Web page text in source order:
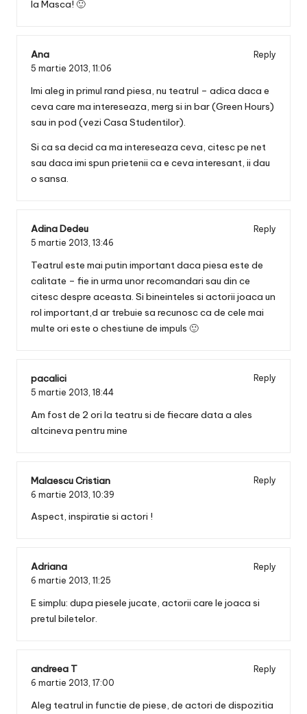
la Masca! 🙂
Ana
Reply
5 martie 2013, 11:06
Imi aleg in primul rand piesa, nu teatrul – adica daca e
ceva care ma intereseaza, merg si in bar (Green Hours)
sau in pod (vezi Casa Studentilor).
Si ca sa decid ca ma intereseaza ceva, citesc pe net
sau daca imi spun prietenii ca e ceva interesant, ii dau
o sansa.
Adina Dedeu
Reply
5 martie 2013, 13:46
Teatrul este mai putin important daca piesa este de
calitate – fie in urma unor recomandari sau din ce
citesc despre aceasta. Si bineinteles si actorii joaca un
rol important,d ar trebuie sa recunosc ca de cele mai
multe ori este o chestiune de impuls 🙂
pacalici
Reply
5 martie 2013, 18:44
Am fost de 2 ori la teatru si de fiecare data a ales
altcineva pentru mine
Malaescu Cristian
Reply
6 martie 2013, 10:39
Aspect, inspiratie si actori !
Adriana
Reply
6 martie 2013, 11:25
E simplu: dupa piesele jucate, actorii care le joaca si
pretul biletelor.
andreea T
Reply
6 martie 2013, 17:00
Aleg teatrul in functie de piese, de actori de dispozitia